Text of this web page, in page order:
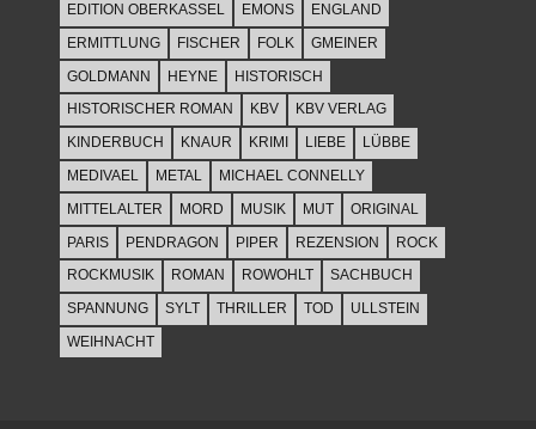
EDITION OBERKASSEL
EMONS
ENGLAND
ERMITTLUNG
FISCHER FOLK
GMEINER
GOLDMANN
HEYNE
HISTORISCH
HISTORISCHER ROMAN
KBV
KBV VERLAG
KINDERBUCH
KNAUR KRIMI LIEBE
LÜBBE
MEDIVAEL
METAL
MICHAEL CONNELLY
MITTELALTER
MORD MUSIK MUT
ORIGINAL
PARIS
PENDRAGON PIPER REZENSION
ROCK
ROCKMUSIK
ROMAN ROWOHLT
SACHBUCH
SPANNUNG
SYLT THRILLER TOD
ULLSTEIN
WEIHNACHT